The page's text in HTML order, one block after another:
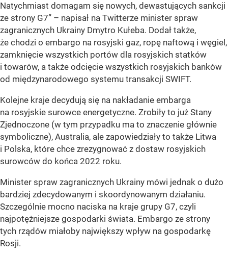
Natychmiast domagam się nowych, dewastujących sankcji
ze strony G7” – napisał na Twitterze minister spraw
zagranicznych Ukrainy Dmytro Kułeba. Dodał także,
że chodzi o embargo na rosyjski gaz, ropę naftową i węgiel,
zamknięcie wszystkich portów dla rosyjskich statków
i towarów, a także odcięcie wszystkich rosyjskich banków
od międzynarodowego systemu transakcji SWIFT.
Kolejne kraje decydują się na nakładanie embarga
na rosyjskie surowce energetyczne. Zrobiły to już Stany
Zjednoczone (w tym przypadku ma to znaczenie głównie
symboliczne), Australia, ale zapowiedziały to także Litwa
i Polska, które chce zrezygnować z dostaw rosyjskich
surowców do końca 2022 roku.
Minister spraw zagranicznych Ukrainy mówi jednak o dużo
bardziej zdecydowanym i skoordynowanym działaniu.
Szczególnie mocno naciska na kraje grupy G7, czyli
najpotężniejsze gospodarki świata. Embargo ze strony
tych rządów miałoby największy wpływ na gospodarkę
Rosji.